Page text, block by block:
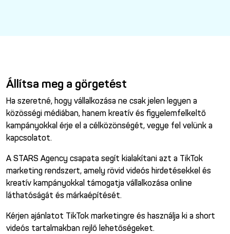
Állítsa meg a görgetést
Ha szeretné, hogy vállalkozása ne csak jelen legyen a
közösségi médiában, hanem kreatív és figyelemfelkeltő
kampányokkal érje el a célközönségét, vegye fel velünk a
kapcsolatot.
A STARS Agency csapata segít kialakítani azt a TikTok
marketing rendszert, amely rövid videós hirdetésekkel és
kreatív kampányokkal támogatja vállalkozása online
láthatóságát és márkaépítését.
Kérjen ajánlatot TikTok marketingre és használja ki a short
videós tartalmakban rejlő lehetőségeket.